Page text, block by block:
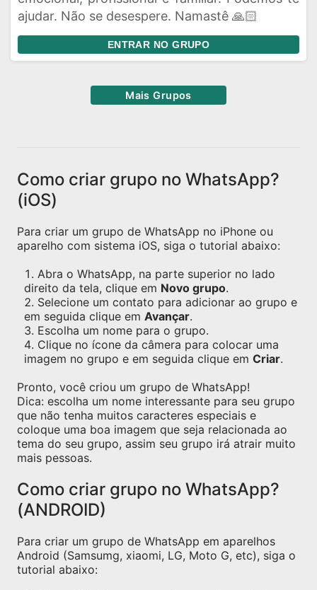
ajudar. Não se desespere. Namastê 🙏🏻
ENTRAR NO GRUPO
Mais Grupos
Como criar grupo no WhatsApp?
(iOS)
Para criar um grupo de WhatsApp no iPhone ou
aparelho com sistema iOS, siga o tutorial abaixo:
Abra o WhatsApp, na parte superior no lado
direito da tela, clique em Novo grupo.
Selecione um contato para adicionar ao grupo e
em seguida clique em Avançar.
Escolha um nome para o grupo.
Clique no ícone da câmera para colocar uma
imagem no grupo e em seguida clique em Criar.
Pronto, você criou um grupo de WhatsApp!
Dica: escolha um nome interessante para seu grupo
que não tenha muitos caracteres especiais e
coloque uma boa imagem que seja relacionada ao
tema do seu grupo, assim seu grupo irá atrair muito
mais pessoas.
Como criar grupo no WhatsApp?
(ANDROID)
Para criar um grupo de WhatsApp em aparelhos
Android (Samsumg, xiaomi, LG, Moto G, etc), siga o
tutorial abaixo: